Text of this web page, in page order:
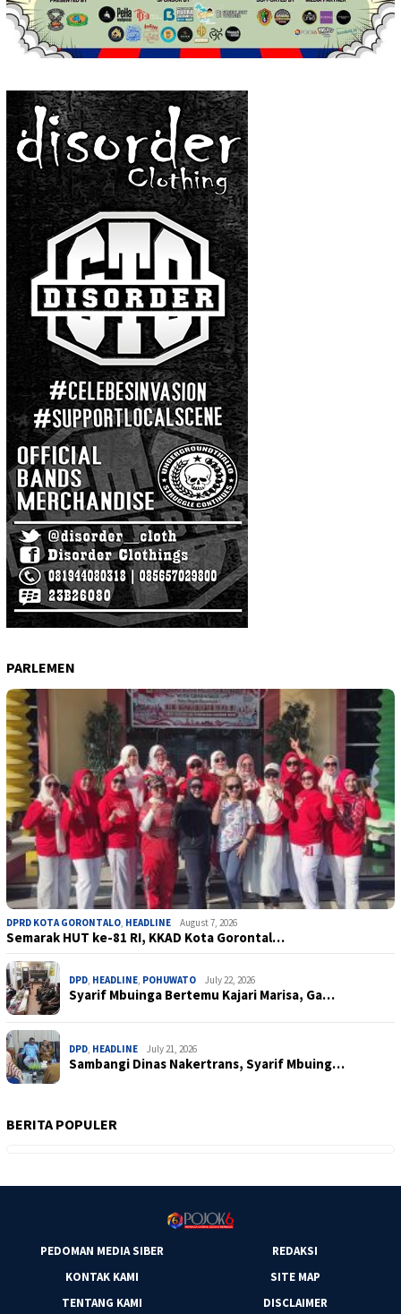
PARLEMEN
DPRD KOTA GORONTALO, HEADLINE August 7, 2026
Semarak HUT ke-81 RI, KKAD Kota Gorontal…
DPD, HEADLINE, POHUWATO July 22, 2026
Syarif Mbuinga Bertemu Kajari Marisa, Ga…
DPD, HEADLINE July 21, 2026
Sambangi Dinas Nakertrans, Syarif Mbuing…
BERITA POPULER
PEDOMAN MEDIA SIBER
REDAKSI
KONTAK KAMI
SITE MAP
TENTANG KAMI
DISCLAIMER